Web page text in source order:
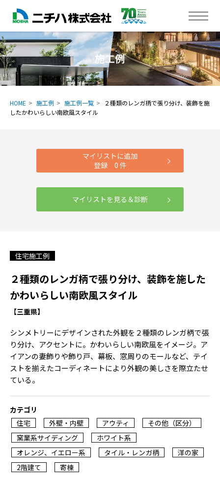
施工例
HOME 施工例 施工例一覧
２種類のレンガ柄で張り分け、装飾を施
したかわいらしい南欧風スタイル
マイリストに追加
登録 0 件
マイリストを見る＆診断
住宅施工例
２種類のレンガ柄で張り分け、装飾を施した
かわいらしい南欧風スタイル
【三重県】
シンメトリーにデザインされた外観を２種類のレンガ柄で張
り分け、アクセントに。かわいらしい南欧風をイメージ。ア
イアンの妻飾りや飾り戸、幕板、窓周りのモールなど、テイ
ストを揃えたコーディネートにより外観の美しさを際立たせ
ている。
カテゴリ
住宅
外壁・内壁 アウティ
その他（区分）
窯業系サイディング
ホワイト系
オレンジ、イエロー系
タイル・レンガ柄
洋の家
2階建て
寄棟